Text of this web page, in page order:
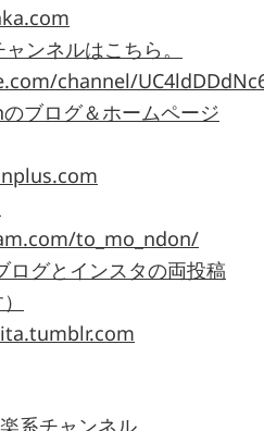
ンネルはこちら。
channel/
ブログ＆ホームページ
to_mo_ndon/
グとインスタの両投稿